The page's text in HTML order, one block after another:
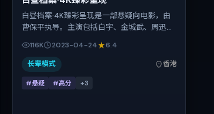
白昼档案·4K臻彩呈现是一部悬疑向电影，由
曹保平执导。主演包括白宇、金城武、周迅、
2023年春季档与观众见面，首映日期 2023-
04-24，正片时长115分钟。
116K 2023-04-24 6.4
长辈模式 香港
#悬疑 #高分 +3